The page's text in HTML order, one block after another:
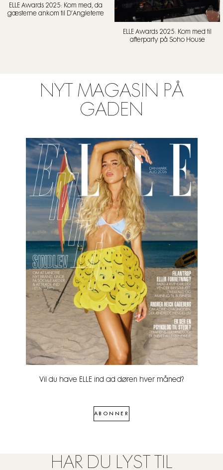
ELLE Awards 2025: Kom med, da
gæsterne ankom til D’Angleterre
ELLE Awards 2025: Kom med til
afterparty på Soho House
NYT MAGASIN PÅ
GADEN
Vil du have ELLE ind ad døren hver måned?
ABONNER
HAR DU LYST TIL